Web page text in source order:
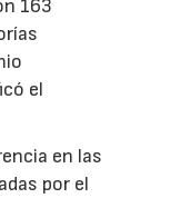
163
el
en las
por el